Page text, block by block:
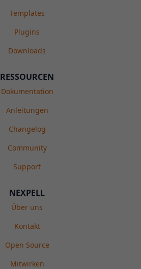
Templates
Plugins
Downloads
RESSOURCEN
Dokumentation
Anleitungen
Changelog
Community
Support
NEXPELL
Über uns
Kontakt
Open Source
Mitwirken